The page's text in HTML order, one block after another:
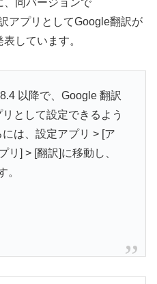
、同バージョンで
アプリとしてGoogle翻訳が
しています。
以降で、Google 翻訳
として設定できるよう
は、設定アプリ > [ア
リ] > [翻訳]に移動し、
。